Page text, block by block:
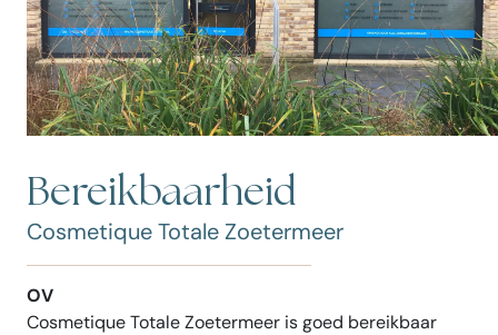
Bereikbaarheid
Cosmetique Totale Zoetermeer
OV
Cosmetique Totale Zoetermeer is goed bereikbaar